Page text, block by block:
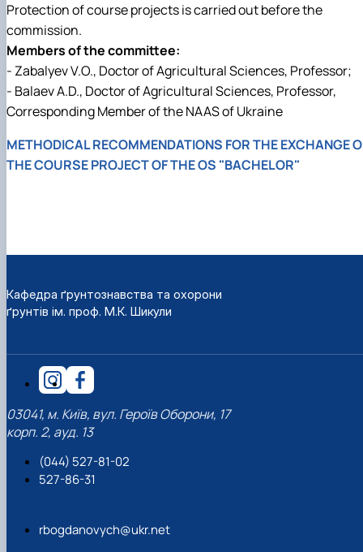
Protection of course projects is carried out before the
commission.
Members of the committee:
- Zabalyev V.O., Doctor of Agricultural Sciences, Professor;
- Balaev A.D., Doctor of Agricultural Sciences, Professor,
Corresponding Member of the NAAS of Ukraine
METHODICAL RECOMMENDATIONS FOR THE EXCHANGE
THE COURSE PROJECT OF THE OS "BACHELOR"
Кафедра ґрунтознавства та охорони
ґрунтів ім. проф. М.К. Шикули
03041, м. Київ, вул. Героїв Оборони, 17
корп. 2, ауд. 13
(044) 527-81-02
527-86-31
rbogdanovych@ukr.net